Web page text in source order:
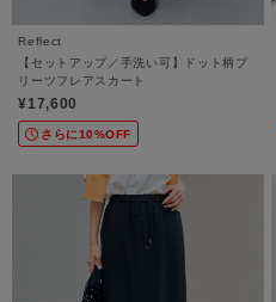
Reflect
【セットアップ／手洗い可】ドット柄プ
リーツフレアスカート
¥17,600
さらに10%OFF